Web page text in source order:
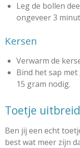
Leg de bollen
ongeveer 3
Kersen
Verwarm de
Bind het sap met
15 gram nodig.
Toetje
Ben jij een echt
best wat meer zijn